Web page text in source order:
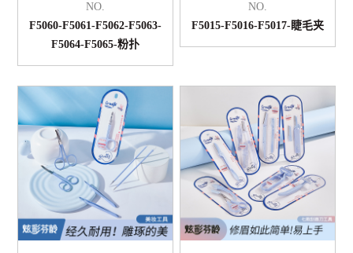
NO.
F5060-F5061-F5062-F5063-
F5064-F5065-粉扑
NO.
F5015-F5016-F5017-睫毛夹